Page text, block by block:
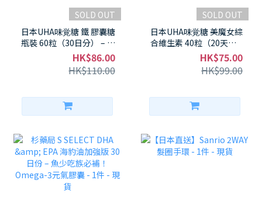
SOLD OUT
日本UHA味覚糖 鐵 膠囊糖
瓶裝 60粒（30日分） – 葡
萄味高鐵22mg＋膠原蛋
白300mg，膠原蛋白加
持，女生必備美味補鐵神
HK$86.00
HK$110.00
SOLD OUT
日本UHA味覚糖 美魔女綜
合維生素 40粒（20天） –
維生素C 500mg高劑量，
透亮肌膚必備！ - 1件 - 現
貨
HK$75.00
HK$99.00